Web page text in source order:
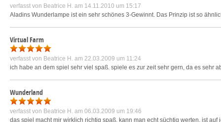
verfasst von Beatrice H. am 14.11.2010 um 15:17
Aladins Wunderlampe ist ein sehr schönes 3-Gewinnt. Das Prinzip ist so
Virtual Farm
verfasst von Beatrice H. am 22.03.2009 um 11:24
ich habe an dem spiel sehr viel spaß. spiele es zur zeit sehr gern, da es sehr
Wunderland
verfasst von Beatrice H. am 06.03.2009 um 19:46
das spiel macht mir wirklich richtig spaß. kann man echt süchtig werten. ist